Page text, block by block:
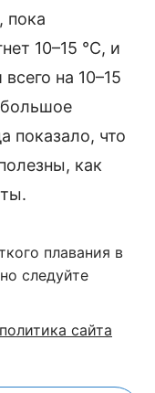
пока
10–15 °C, и
на 10–15
показало, что
как
плавания в
следуйте
сайта